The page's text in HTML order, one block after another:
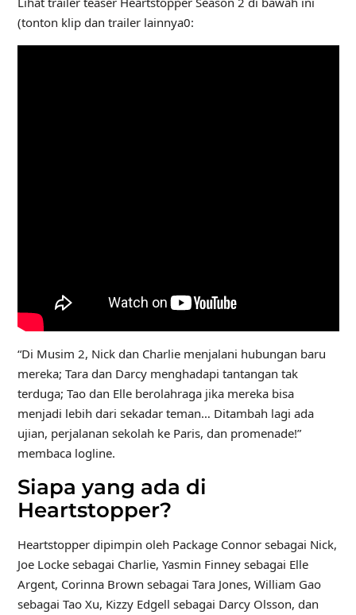
(tonton klip dan trailer lainnya0:
“Di Musim 2, Nick dan Charlie menjalani hubungan baru
mereka; Tara dan Darcy menghadapi tantangan tak
terduga; Tao dan Elle berolahraga jika mereka bisa
menjadi lebih dari sekadar teman… Ditambah lagi ada
ujian, perjalanan sekolah ke Paris, dan promenade!”
membaca logline.
Siapa yang ada di
Heartstopper?
Heartstopper dipimpin oleh Package Connor sebagai Nick,
Joe Locke sebagai Charlie, Yasmin Finney sebagai Elle
Argent, Corinna Brown sebagai Tara Jones, William Gao
sebagai Tao Xu, Kizzy Edgell sebagai Darcy Olsson, dan